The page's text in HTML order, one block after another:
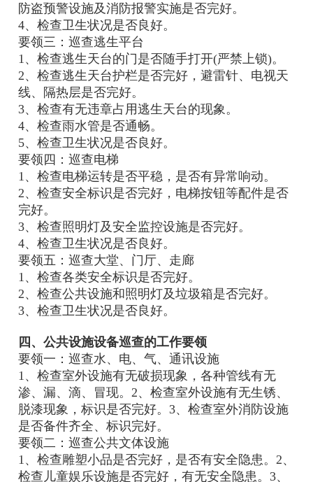
防盗预警设施及消防报警实施是否完好。
4、检查卫生状况是否良好。
要领三：巡查逃生平台
1、检查逃生天台的门是否随手打开(严禁上锁)。
2、检查逃生天台护栏是否完好，避雷针、电视天
线、隔热层是否完好。
3、检查有无违章占用逃生天台的现象。
4、检查雨水管是否通畅。
5、检查卫生状况是否良好。
要领四：巡查电梯
1、检查电梯运转是否平稳，是否有异常响动。
2、检查安全标识是否完好，电梯按钮等配件是否
完好。
3、检查照明灯及安全监控设施是否完好。
4、检查卫生状况是否良好。
要领五：巡查大堂、门厅、走廊
1、检查各类安全标识是否完好。
2、检查公共设施和照明灯及垃圾箱是否完好。
3、检查卫生状况是否良好。
四、公共设施设备巡查的工作要领
要领一：巡查水、电、气、通讯设施
1、检查室外设施有无破损现象，各种管线有无
渗、漏、滴、冒现。2、检查室外设施有无生锈、
脱漆现象，标识是否完好。3、检查室外消防设施
是否备件齐全、标识完好。
要领二：巡查公共文体设施
1、检查雕塑小品是否完好，是否有安全隐患。2、
检查儿童娱乐设施是否完好，有无安全隐患。3、